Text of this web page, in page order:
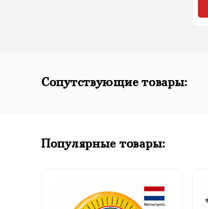
Сопутствующие товары:
Популярные товары: